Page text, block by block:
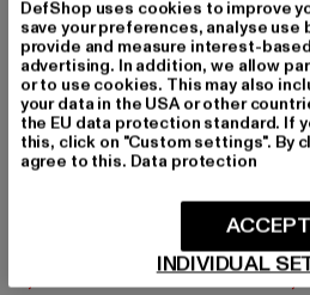
Signature Striped 3 Pack
13,99 EUR
Derzeitiger Preis: 13,99 EUR
19,99 EURAktionspreis: 19,99
DefShop uses cookies to improve
save your preferences, analyse use
provide and measure interest-
advertising. In addition, we allow
or to use cookies. This may also
your data in the USA or other
the EU data protection standard. If
this, click on "Custom settings". By
agree to this. Data protection
INDIVIDUAL
ACCEPT